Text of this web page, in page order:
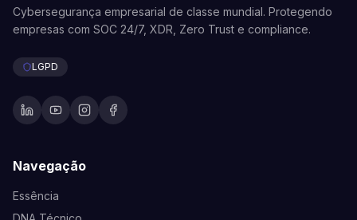
Cybersegurança empresarial de classe mundial. Protegendo
empresas com SOC 24/7, XDR, Zero Trust e compliance.
LGPD
Navegação
Essência